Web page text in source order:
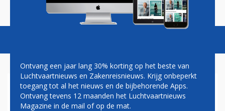
Magazine Podcasts Vacatures
BOEING 737 MAX
Ontvang een jaar lang 30% korting op het beste van
Luchtvaartnieuws en Zakenreisnieuws. Krijg onbeperkt
toegang tot al het nieuws en de bijbehorende Apps.
Ontvang tevens 12 maanden het Luchtvaartnieuws
Magazine in de mail of op de mat.